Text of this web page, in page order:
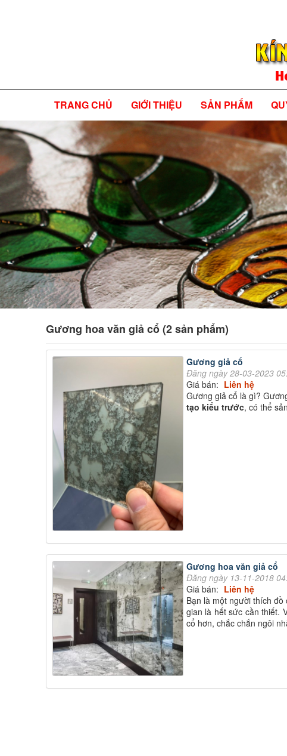
TRANG CHỦ GIỚI THIỆU SẢN PHẨM
Gương hoa văn giả cổ (2 sản phẩm)
Gương giả cổ
Đăng ngày 28-03-2023
Giá bán: Liên hệ
Gương giả cổ là gì?
tạo kiểu trước, có thể
Gương hoa văn giả cổ
Đăng ngày 13-11-2018
Giá bán: Liên hệ
Bạn là một người thích
gian là hết sức cần thiết.
cổ hơn, chắc chắn ngôi